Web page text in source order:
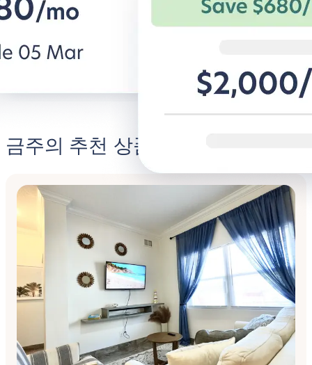
안한 숙소.
비즈니스용 BG 알아보기
과 특별 혜택.
금주의 추천 상품